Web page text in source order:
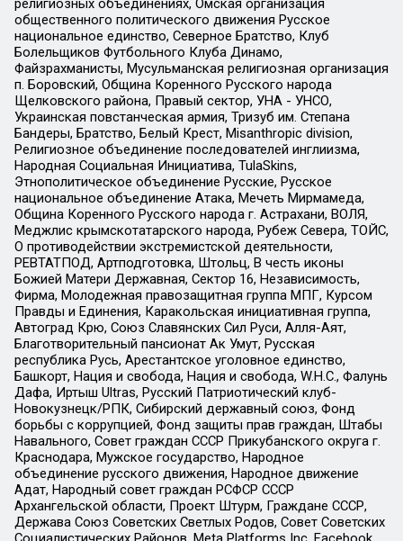
религиозных объединениях, Омская организация
общественного политического движения Русское
национальное единство, Северное Братство, Клуб
Болельщиков Футбольного Клуба Динамо,
Файзрахманисты, Мусульманская религиозная организация
п. Боровский, Община Коренного Русского народа
Щелковского района, Правый сектор, УНА - УНСО,
Украинская повстанческая армия, Тризуб им. Степана
Бандеры, Братство, Белый Крест, Misanthropic division,
Религиозное объединение последователей инглиизма,
Народная Социальная Инициатива, TulaSkins,
Этнополитическое объединение Русские, Русское
национальное объединение Атака, Мечеть Мирмамеда,
Община Коренного Русского народа г. Астрахани, ВОЛЯ,
Меджлис крымскотатарского народа, Рубеж Севера, ТОЙС,
О противодействии экстремистской деятельности,
РЕВТАТПОД, Артподготовка, Штольц, В честь иконы
Божией Матери Державная, Сектор 16, Независимость,
Фирма, Молодежная правозащитная группа МПГ, Курсом
Правды и Единения, Каракольская инициативная группа,
Автоград Крю, Союз Славянских Сил Руси, Алля-Аят,
Благотворительный пансионат Ак Умут, Русская
республика Русь, Арестантское уголовное единство,
Башкорт, Нация и свобода, Нация и свобода, W.H.С., Фалунь
Дафа, Иртыш Ultras, Русский Патриотический клуб-
Новокузнецк/РПК, Сибирский державный союз, Фонд
борьбы с коррупцией, Фонд защиты прав граждан, Штабы
Навального, Совет граждан СССР Прикубанского округа г.
Краснодара, Мужское государство, Народное
объединение русского движения, Народное движение
Адат, Народный совет граждан РСФСР СССР
Архангельской области, Проект Штурм, Граждане СССР,
Держава Союз Советских Светлых Родов, Совет Советских